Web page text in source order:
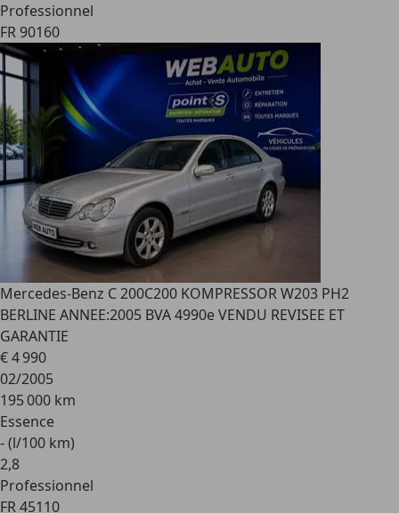
Professionnel
FR 90160
Mercedes-Benz C 200C200 KOMPRESSOR W203 PH2
BERLINE ANNEE:2005 BVA 4990e VENDU REVISEE ET
GARANTIE
€ 4 990
02/2005
195 000 km
Essence
- (l/100 km)
2,8
Professionnel
FR 45110